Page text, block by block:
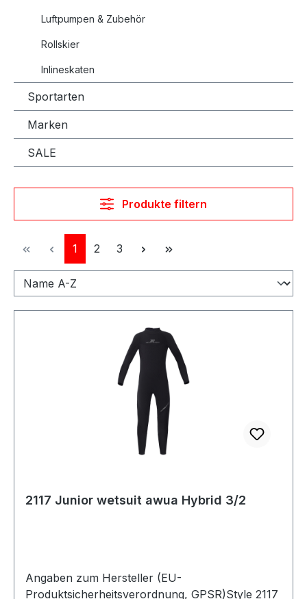
Luftpumpen & Zubehör
Rollskier
Inlineskaten
Sportarten
Marken
SALE
Produkte filtern
Seite
1 Seite
2 Seite
3
2117 Junior wetsuit awua Hybrid 3/2
Angaben zum Hersteller (EU-
Produktsicherheitsverordnung, GPSR)Style 2117